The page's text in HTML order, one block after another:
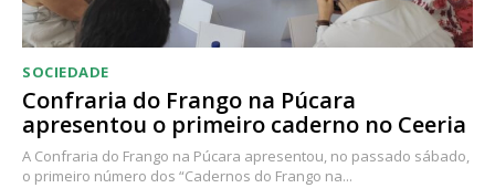
SOCIEDADE
Confraria do Frango na Púcara
apresentou o primeiro caderno no Ceeria
A Confraria do Frango na Púcara apresentou, no passado sábado,
o primeiro número dos “Cadernos do Frango na...